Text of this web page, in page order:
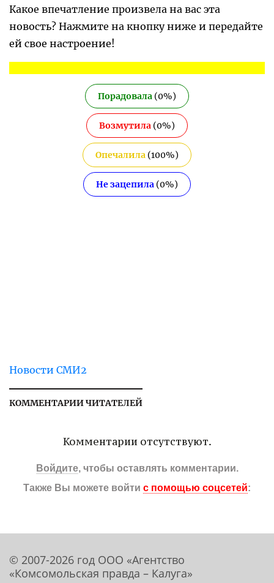
Какое впечатление произвела на вас эта
новость? Нажмите на кнопку ниже и передайте
ей свое настроение!
Порадовала (0%)
Возмутила (0%)
Опечалила (100%)
Не зацепила (0%)
Новости СМИ2
КОММЕНТАРИИ ЧИТАТЕЛЕЙ
Комментарии отсутствуют.
Войдите, чтобы оставлять комментарии.
Также Вы можете войти с помощью соцсетей:
© 2007-2026 год ООО «Агентство
«Комсомольская правда – Калуга»